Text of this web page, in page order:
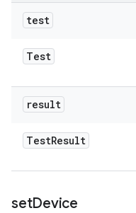
test
Test
result
TestResult
setDevice